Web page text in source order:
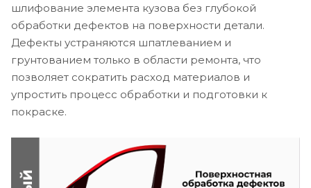
шлифование элемента кузова без глубокой
обработки дефектов на поверхности детали.
Дефекты устраняются шпатлеванием и
грунтованием только в области ремонта, что
позволяет сократить расход материалов и
упростить процесс обработки и подготовки к
покраске.